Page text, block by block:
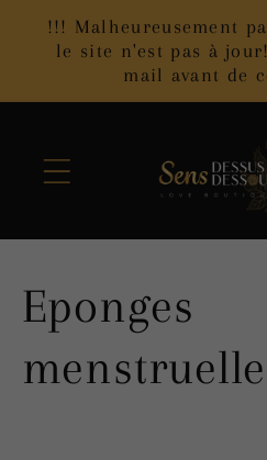
passer
au
!!! Malheureusement
le site n'est pas à
mail avant de
C
o
Eponges